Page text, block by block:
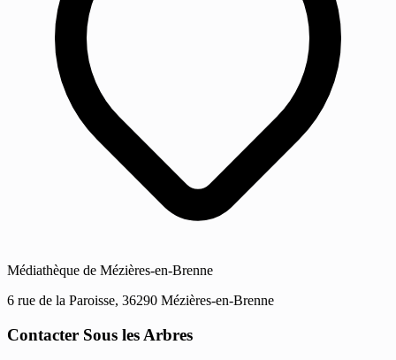
Médiathèque de Mézières-en-Brenne
6 rue de la Paroisse, 36290 Mézières-en-Brenne
Contacter Sous les Arbres